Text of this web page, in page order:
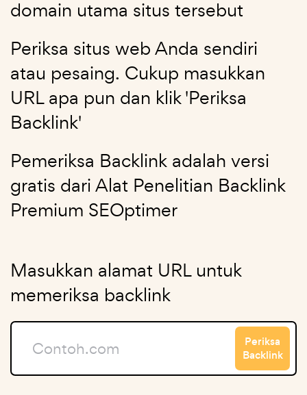
domain utama situs tersebut
Periksa situs web Anda sendiri
atau pesaing. Cukup masukkan
URL apa pun dan klik 'Periksa
Backlink'
Pemeriksa Backlink adalah versi
gratis dari Alat Penelitian Backlink
Premium SEOptimer
Masukkan alamat URL untuk
memeriksa backlink
Periksa
Backlink